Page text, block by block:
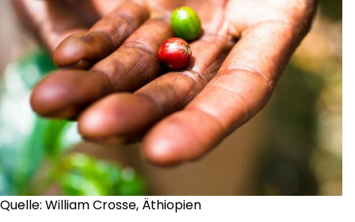
Quelle: William Crosse, Äthiopien